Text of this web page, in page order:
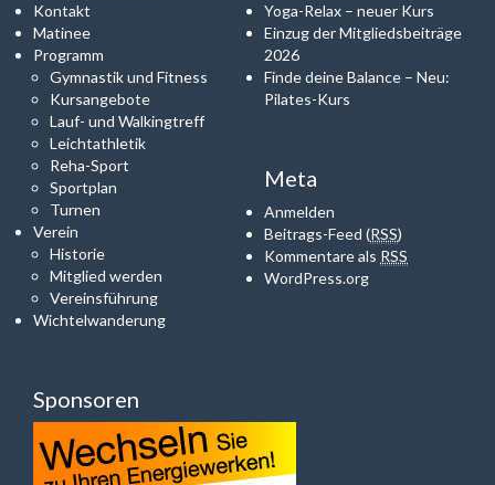
Kontakt
Matinee
Programm
Gymnastik und Fitness
Kursangebote
Lauf- und Walkingtreff
Leichtathletik
Reha-Sport
Sportplan
Turnen
Verein
Historie
Mitglied werden
Vereinsführung
Wichtelwanderung
Yoga-Relax – neuer Kurs
Einzug der Mitgliedsbeiträge
2026
Finde deine Balance – Neu:
Pilates-Kurs
Meta
Anmelden
Beitrags-Feed (RSS)
Kommentare als RSS
WordPress.org
Sponsoren